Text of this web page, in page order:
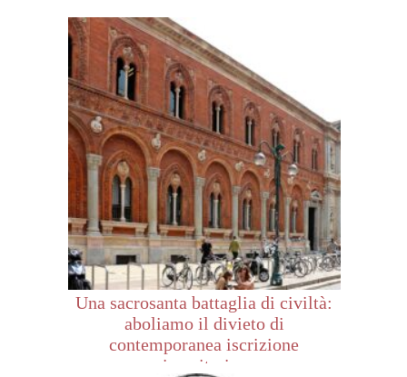
Una sacrosanta battaglia di civiltà:
aboliamo il divieto di
contemporanea iscrizione
universitaria c...